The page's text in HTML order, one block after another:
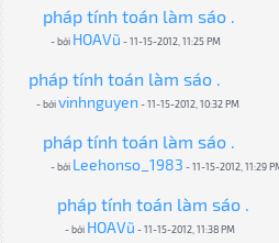
pháp tính toán làm sáo .
- bởi HOAVũ - 11-15-2012, 11:25 PM
pháp tính toán làm sáo .
- bởivinhnguyen - 11-15-2012, 10:32 PM
pháp tính toán làm sáo .
- bởi Leehonso_1983 - 11-15-2012, 11:29
pháp tính toán làm sáo .
- bởi HOAVũ - 11-15-2012, 11:38 PM